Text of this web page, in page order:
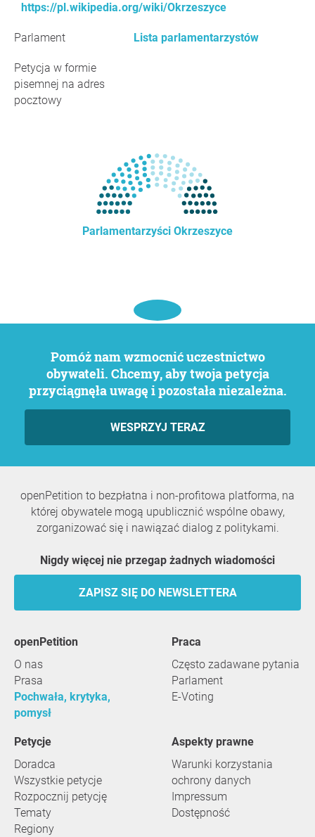
https://pl.wikipedia.org/wiki/Okrzeszyce
Parlament Lista parlamentarzystów
Petycja w formie
pisemnej na adres
pocztowy
Parlamentarzyści Okrzeszyce
Pomóż nam wzmocnić uczestnictwo
obywateli. Chcemy, aby twoja petycja
przyciągnęła uwagę i pozostała niezależna.
WESPRZYJ TERAZ
openPetition to bezpłatna i non-profitowa platforma, na
której obywatele mogą upublicznić wspólne obawy,
zorganizować się i nawiązać dialog z politykami.
Nigdy więcej nie przegap żadnych wiadomości
ZAPISZ SIĘ DO NEWSLETTERA
openPetition
O nas
Prasa
Pochwała, krytyka,
pomysł
praca
Często zadawane pytania
Parlament
E-Voting
Petycje
Doradca
Wszystkie petycje
Rozpocznij petycję
Tematy
Regiony
Aspekty prawne
Warunki korzystania
ochrony danych
Impressum
Dostępność